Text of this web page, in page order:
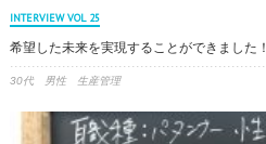
INTERVIEW VOL 25
希望した未来を実現することができました！
30代 男性 生産管理